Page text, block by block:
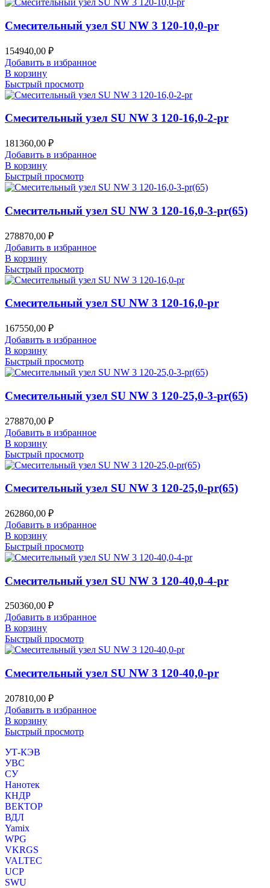
Смесительный узел SU NW 3 120-10,0-pr
154940,00 ₽
Добавить в избранное
В корзину
Быстрый просмотр
Смесительный узел SU NW 3 120-16,0-2-pr
181360,00 ₽
Добавить в избранное
В корзину
Быстрый просмотр
Смесительный узел SU NW 3 120-16,0-3-pr(65)
278870,00 ₽
Добавить в избранное
В корзину
Быстрый просмотр
Смесительный узел SU NW 3 120-16,0-pr
167550,00 ₽
Добавить в избранное
В корзину
Быстрый просмотр
Смесительный узел SU NW 3 120-25,0-3-pr(65)
278870,00 ₽
Добавить в избранное
В корзину
Быстрый просмотр
Смесительный узел SU NW 3 120-25,0-pr(65)
262860,00 ₽
Добавить в избранное
В корзину
Быстрый просмотр
Смесительный узел SU NW 3 120-40,0-4-pr
250360,00 ₽
Добавить в избранное
В корзину
Быстрый просмотр
Смесительный узел SU NW 3 120-40,0-pr
207810,00 ₽
Добавить в избранное
В корзину
Быстрый просмотр
УТ-КЭВ
УВС
СУ
Нанотек
КНДР
ВЕКТОР
ВДЛ
Yamix
WPG
VKRGS
VALTEC
UCP
SWU